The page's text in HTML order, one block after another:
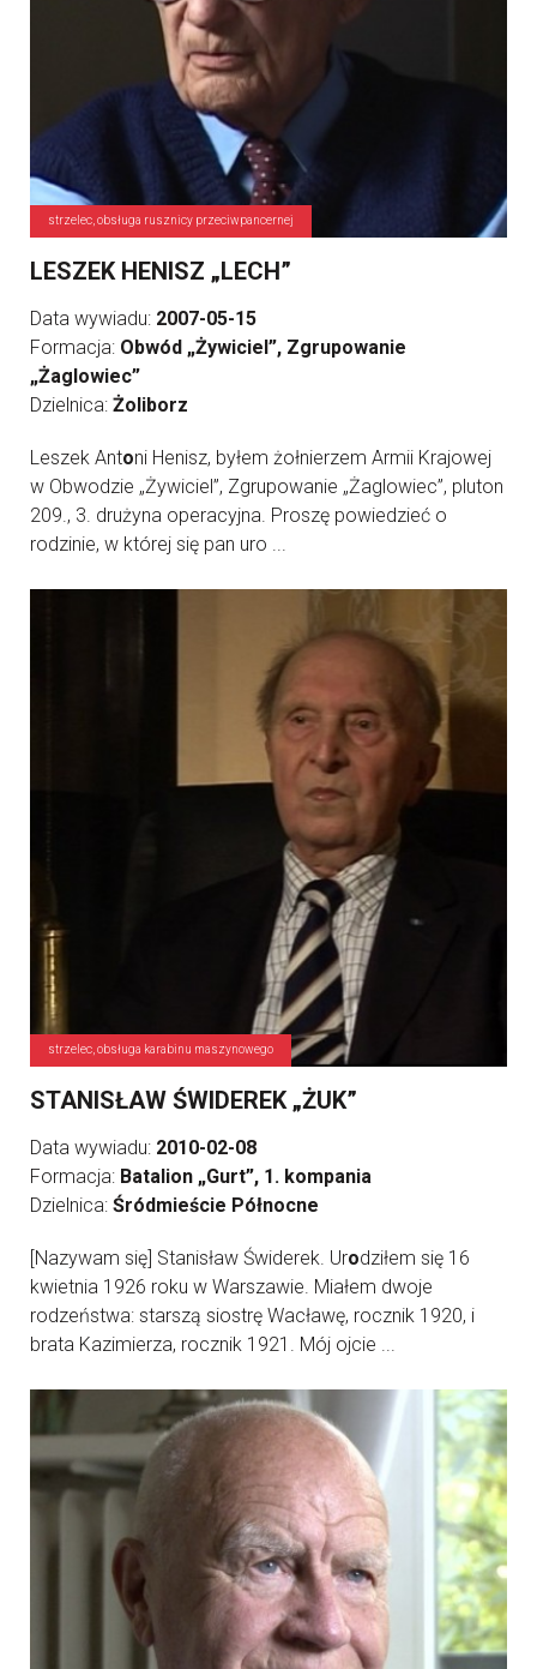
strzelec, obsługa rusznicy przeciwpancernej
LESZEK HENISZ „LECH”
Data wywiadu: 2007-05-15
Formacja: Obwód „Żywiciel”, Zgrupowanie
„Żaglowiec”
Dzielnica: Żoliborz
Leszek Antoni Henisz, byłem żołnierzem Armii Krajowej
w Obwodzie „Żywiciel”, Zgrupowanie „Żaglowiec”, pluton
209., 3. drużyna operacyjna. Proszę powiedzieć o
rodzinie, w której się pan uro ...
strzelec, obsługa karabinu maszynowego
STANISŁAW ŚWIDEREK „ŻUK”
Data wywiadu: 2010-02-08
Formacja: Batalion „Gurt”, 1. kompania
Dzielnica: Śródmieście Północne
[Nazywam się] Stanisław Świderek. Urodziłem się 16
kwietnia 1926 roku w Warszawie. Miałem dwoje
rodzeństwa: starszą siostrę Wacławę, rocznik 1920, i
brata Kazimierza, rocznik 1921. Mój ojcie ...